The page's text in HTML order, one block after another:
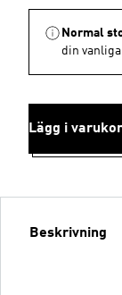
Normal
din
Lägg i
Beskrivning